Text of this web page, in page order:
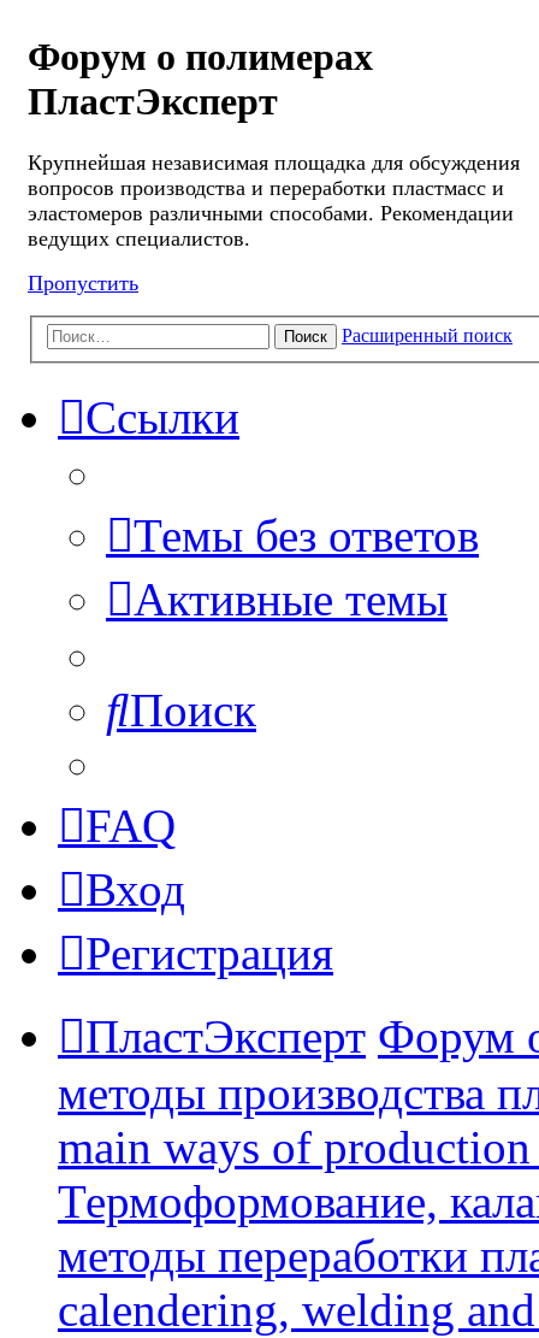
Форум о полимерах
ПластЭксперт
Крупнейшая независимая площадка для обсуждения
вопросов производства и переработки пластмасс и
эластомеров различными способами. Рекомендации
ведущих специалистов.
Пропустить
Поиск Расширенный поиск
Ссылки
Темы без ответов
Активные темы
Поиск
FAQ
Вход
Регистрация
ПластЭксперт Форум
методы производства
main ways of
Термоформование,
методы переработки
calendering, welding